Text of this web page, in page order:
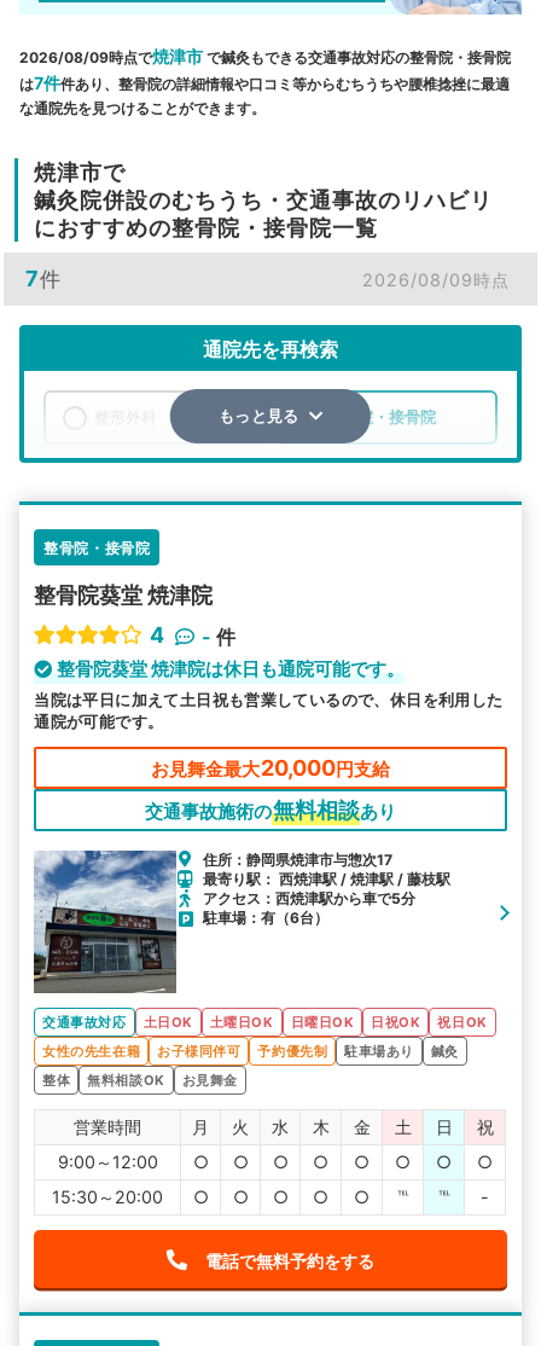
2026/08/09時点で焼津市 で鍼灸もできる交通事故対応の整骨院・接骨院
は7件件あり、整骨院の詳細情報や口コミ等からむちうちや腰椎捻挫に最適
な通院先を見つけることができます。
焼津市で
鍼灸院併設のむちうち・交通事故のリハビリ
におすすめの整骨院・接骨院一覧
7件 2026/08/09時点
通院先を再検索
整骨院・接骨院
詳細条件で絞り込む
その他の検索方法
駅から探す 院名から探す
もっと見る
整骨院・接骨院
整骨院葵堂 焼津院
4
- 件
整骨院葵堂 焼津院は休日も通院可能です。
当院は平日に加えて土日祝も営業しているので、休日を利用した
通院が可能です。
お見舞金最大20,000円支給
交通事故施術の無料相談あり
住所：静岡県焼津市与惣次17
最寄り駅： 西焼津駅 / 焼津駅 / 藤枝駅
アクセス：西焼津駅から車で5分
駐車場：有（6台）
交通事故対応 土日OK 土曜日OK 日曜日OK 日祝OK
祝日OK
女性の先生在籍
お子様同伴可 予約優先制 駐車場あり
鍼灸
整体
無料相談OK お見舞金
営業時間 月 火 水 木 金 土 日
祝
9:00～12:00
○ ○ ○ ○ ○ ○ ○
○
15:30～20:00
○ ○ ○ ○ ○ ℡ ℡ -
電話で無料予約をする